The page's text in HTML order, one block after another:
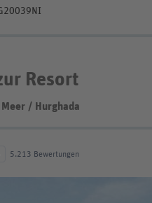
Resort
Meer / Hurghada
5.213 Bewertungen